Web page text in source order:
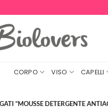
CORPO VISO CAPELLI
“MOUSSE DETERGENTE